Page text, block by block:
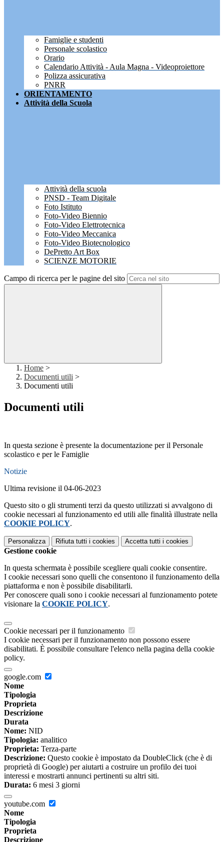
Famiglie e studenti
Personale scolastico
Orario
Calendario Attività - Aula Magna - Videoproiettore
Polizza assicurativa
PNRR
ORIENTAMENTO
Attività della Scuola
Attività della scuola
PNSD - Team Digitale
Foto Istituto
Foto-Video Biennio
Foto-Video Elettrotecnica
Foto-Video Meccanica
Foto-Video Biotecnologico
DePretto Art Box
SCIENZE MOTORIE
Campo di ricerca per le pagine del sito
Home >
Documenti utili >
Documenti utili
Documenti utili
In questa sezione è presente la documentazione per il Personale
scolastico e per le Famiglie
Notizie
Ultima revisione il 04-06-2023
Questo sito o gli strumenti terzi da questo utilizzati si avvalgono di
cookie necessari al funzionamento ed utili alle finalità illustrate nella
COOKIE POLICY.
Personalizza Rifiuta tutti i cookies Accetta tutti i cookies
Gestione cookie
In questa schermata è possibile scegliere quali cookie consentire.
I cookie necessari sono quelli che consentono il funzionamento della
piattaforma e non è possibile disabilitarli.
Per conoscere quali sono i cookie necessari al funzionamento potete
visionare la COOKIE POLICY.
Cookie necessari per il funzionamento
I cookie necessari per il funzionamento non possono essere
disabilitati. È possibile consultare l'elenco nella pagina della cookie
policy.
google.com
Nome
Tipologia
Proprieta
Descrizione
Durata
Nome: NID
Tipologia: analitico
Proprieta: Terza-parte
Descrizione: Questo cookie è impostato da DoubleClick (che è di
proprietà di Google) per aiutarti a costruire un profilo dei tuoi
interessi e mostrarti annunci pertinenti su altri siti.
Durata: 6 mesi 3 giorni
youtube.com
Nome
Tipologia
Proprieta
Descrizione